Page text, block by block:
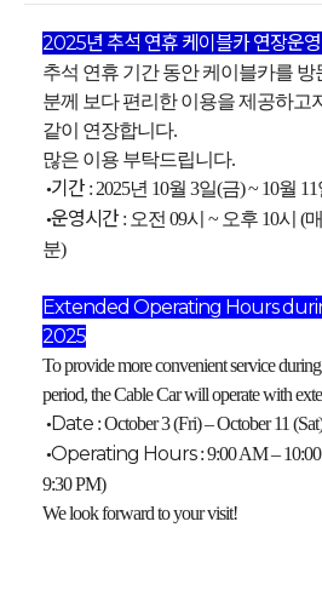
2025년 추석 연휴 케이블카 연장운영
추석 연휴 기간 동안 케이블카를 방
분께 보다 편리한 이용을 제공하고
같이 연장합니다.
많은 이용 부탁드립니다.
•기간: 2025년 10월 3일(금) ~ 10월
•운영시간: 오전 09시 ~ 오후 10시 (
분)
Extended Operating Hours
2025
To provide more convenient service
period, the Cable Car will operate with
•Date : October 3 (Fri) – October 11
•Operating Hours: 9:00 AM – 10:00
9:30 PM)
We look forward to your visit!